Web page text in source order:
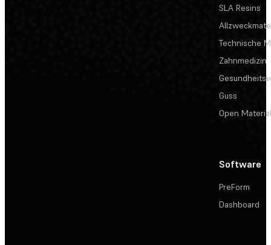
SLA Resins
Technische
Zahnmedizin
Guss
Open
Software
PreForm
Dashboard